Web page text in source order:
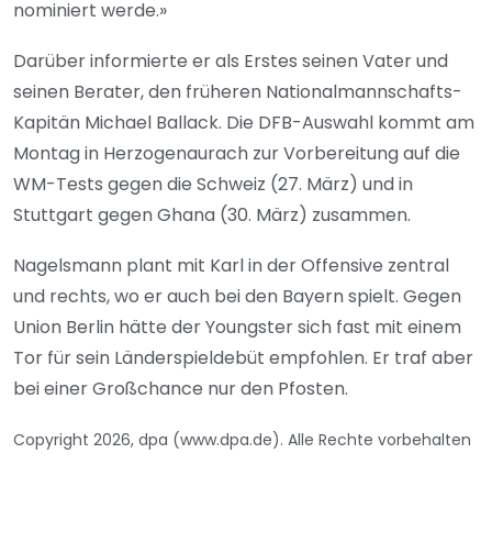
nominiert werde.»
Darüber informierte er als Erstes seinen Vater und
seinen Berater, den früheren Nationalmannschafts-
Kapitän Michael Ballack. Die DFB-Auswahl kommt am
Montag in Herzogenaurach zur Vorbereitung auf die
WM-Tests gegen die Schweiz (27. März) und in
Stuttgart gegen Ghana (30. März) zusammen.
Nagelsmann plant mit Karl in der Offensive zentral
und rechts, wo er auch bei den Bayern spielt. Gegen
Union Berlin hätte der Youngster sich fast mit einem
Tor für sein Länderspieldebüt empfohlen. Er traf aber
bei einer Großchance nur den Pfosten.
Copyright 2026, dpa (www.dpa.de). Alle Rechte vorbehalten